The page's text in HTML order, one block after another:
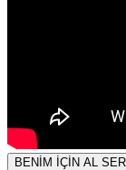
BENİM İÇİN AL